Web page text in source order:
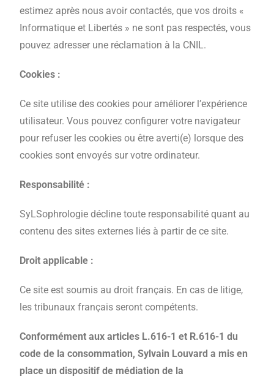
estimez après nous avoir contactés, que vos droits «
Informatique et Libertés » ne sont pas respectés, vous
pouvez adresser une réclamation à la CNIL.
Cookies :
Ce site utilise des cookies pour améliorer l’expérience
utilisateur. Vous pouvez configurer votre navigateur
pour refuser les cookies ou être averti(e) lorsque des
cookies sont envoyés sur votre ordinateur.
Responsabilité :
SyLSophrologie décline toute responsabilité quant au
contenu des sites externes liés à partir de ce site.
Droit applicable :
Ce site est soumis au droit français. En cas de litige,
les tribunaux français seront compétents.
Conformément aux articles L.616-1 et R.616-1 du
code de la consommation, Sylvain Louvard a mis en
place un dispositif de médiation de la